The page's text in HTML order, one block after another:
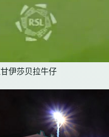
伊莎贝拉牛仔